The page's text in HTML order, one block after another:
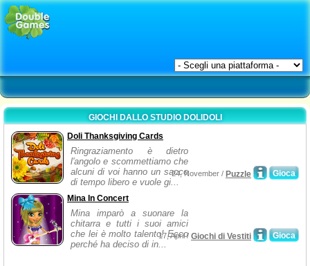
GIOCHI DALLO STUDIO DOLIDOLI
Doli Thanksgiving Cards
Ringraziamento è dietro
l'angolo e scommettiamo che
alcuni di voi hanno un sacco
di tempo libero e vuole gi...
Gioca
24, November / Puzzle
Mina In Concert
Mina imparò a suonare la
chitarra e tutti i suoi amici
che lei è molto talento! Ecco
perché ha deciso di in...
Gioca
17, April / Giochi di Vestiti